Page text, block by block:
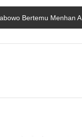
Bertemu Menhan AS Lloyd J Austin di Pentagon